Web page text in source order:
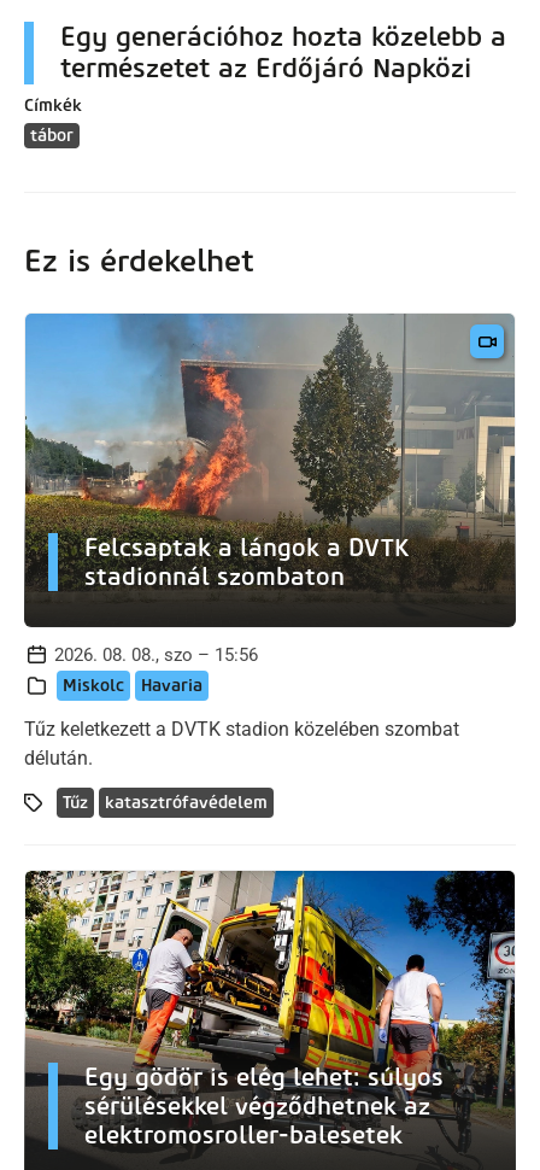
Egy generációhoz hozta közelebb a
természetet az Erdőjáró Napközi
Címkék
tábor
Ez is érdekelhet
Felcsaptak a lángok a DVTK
stadionnál szombaton
2026. 08. 08., szo – 15:56
Miskolc Havaria
Tűz keletkezett a DVTK stadion közelében szombat
délután.
Tűz katasztrófavédelem
Egy gödör is elég lehet: súlyos
sérülésekkel végződhetnek az
elektromosroller-balesetek